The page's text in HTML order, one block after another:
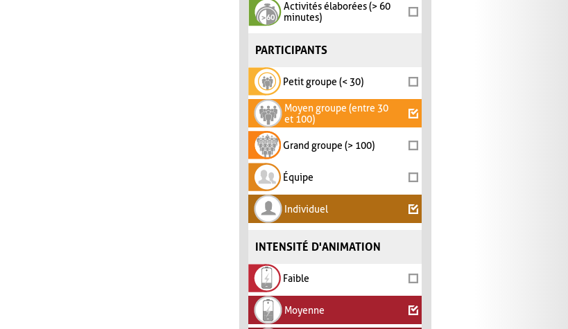
Activités élaborées (> 60
minutes)
PARTICIPANTS
Petit groupe (< 30)
Moyen groupe (entre 30
et 100)
Grand groupe (> 100)
Équipe
Individuel
INTENSITÉ D'ANIMATION
Faible
Moyenne